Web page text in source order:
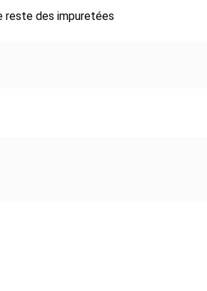
reste des impuretées